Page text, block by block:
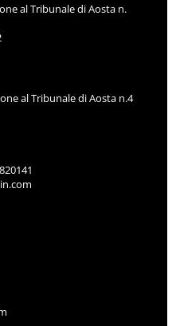
al Tribunale di Aosta n.
al Tribunale di Aosta n.4